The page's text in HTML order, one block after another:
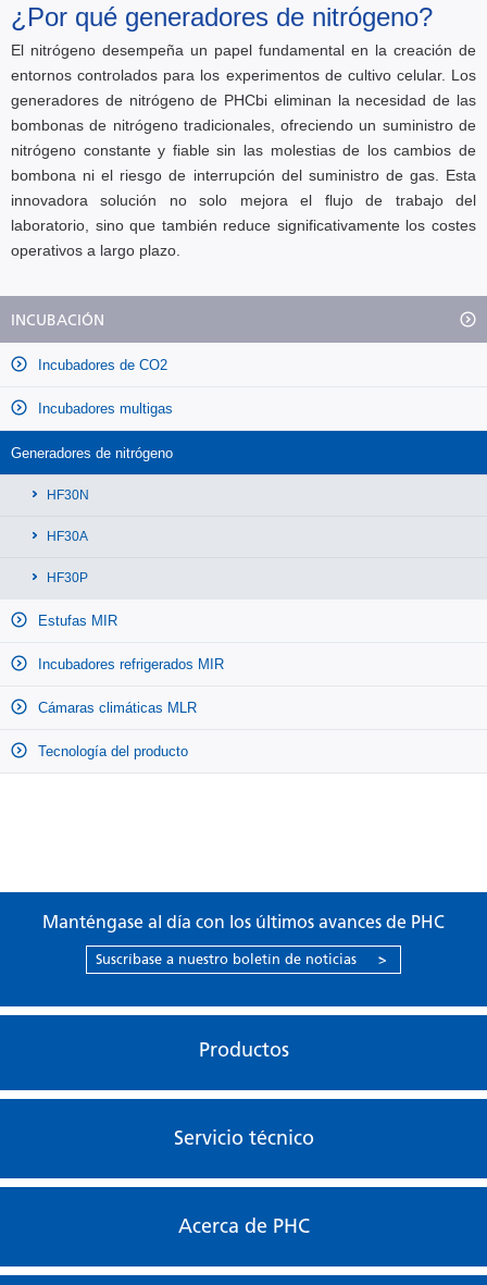
¿Por qué generadores de nitrógeno?
El nitrógeno desempeña un papel fundamental en la creación de
entornos controlados para los experimentos de cultivo celular. Los
generadores de nitrógeno de PHCbi eliminan la necesidad de las
bombonas de nitrógeno tradicionales, ofreciendo un suministro de
nitrógeno constante y fiable sin las molestias de los cambios de
bombona ni el riesgo de interrupción del suministro de gas. Esta
innovadora solución no solo mejora el flujo de trabajo del
laboratorio, sino que también reduce significativamente los costes
operativos a largo plazo.
INCUBACIÓN
Incubadores de CO2
Incubadores multigas
Generadores de nitrógeno
HF30N
HF30A
HF30P
Estufas MIR
Incubadores refrigerados MIR
Cámaras climáticas MLR
Tecnología del producto
Manténgase al día con los últimos avances de PHC
Suscríbase a nuestro boletín de noticias >
Productos
Servicio técnico
Acerca de PHC